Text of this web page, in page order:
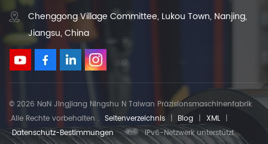
Chenggong Village Committee, Lukou Town, Nanjing,
Jiangsu, China
© 2026 NaN Jingjiang Ningshu N Taiwan Präzisionsmaschinenfabrik
.Alle Rechte vorbehalten . Seitenverzeichnis | Blog | XML |
Datenschutz-Bestimmungen
IPv6-Netzwerk unterstützt